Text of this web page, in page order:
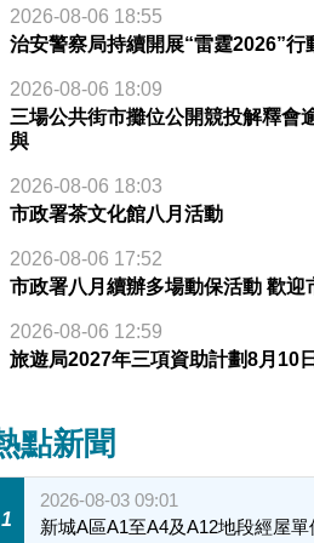
行人專用區”海報
2026-08-06 18:55
治安警察局持續開展“雷霆2026”行
2026-08-06 18:09
三場公共街市攤位公開競投解釋會
與
2026-08-06 18:03
市政署茶文化館八月活動
2026-08-06 17:52
市政署八月續辦多場動保活動 歡迎
2026-08-06 12:59
旅遊局2027年三項資助計劃8月10
點新聞
1
2026-08-03 09:01
新城A區A1至A4及A12地段經屋